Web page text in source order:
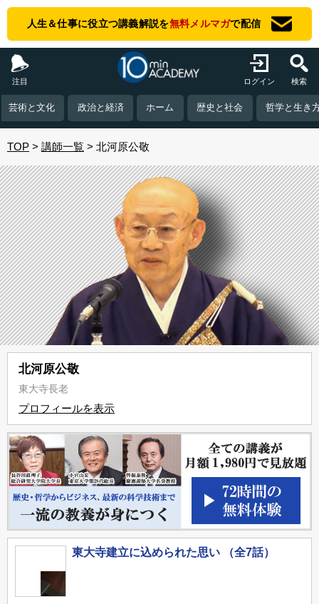
人生＆仕事に役立つ講義解説を無料メルマガで配信
注目 ログイン 検索
芸術と文化 政治と経済 ホーム 歴史と社会 哲学と生き
TOP 講師一覧 北河原公敬
北河原公敬
東大寺長老
プロフィールを表示
東大寺建立に込められた思い （全7話）